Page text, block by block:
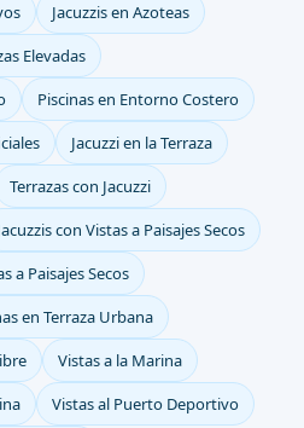
Jacuzzis en Azoteas
Elevadas
Piscinas en Entorno Costero
Jacuzzi en la Terraza
Terrazas con Jacuzzi
con Vistas a Paisajes Secos
a Paisajes Secos
en Terraza Urbana
Vistas a la Marina
Vistas al Puerto Deportivo